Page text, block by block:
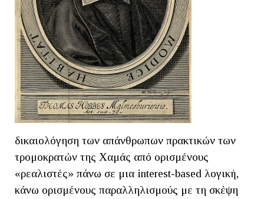
δικαιολόγηση των απάνθρωπων πρακτικών των
τρομοκρατών της Χαμάς από ορισμένους
«ρεαλιστές» πάνω σε μια interest-based λογική,
κάνω ορισμένους παραλληλισμούς με τη σκέψη